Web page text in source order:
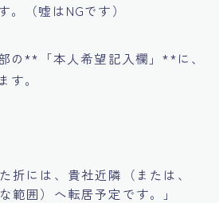
。（嘘はNGです）
の**「本人希望記入欄」**に、
す。
折には、貴社近隣（または、
範囲）へ転居予定です。」